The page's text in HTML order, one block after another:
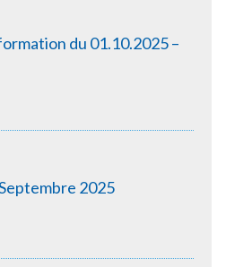
du 01.10.2025 –
2025